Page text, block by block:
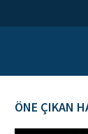
ÖNE ÇIKAN